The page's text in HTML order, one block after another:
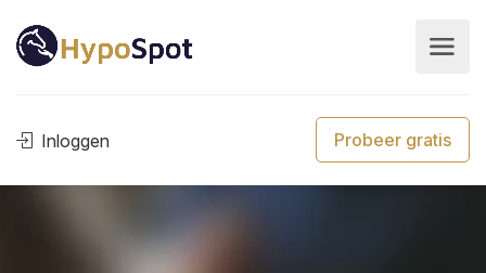
Inloggen Probeer gratis